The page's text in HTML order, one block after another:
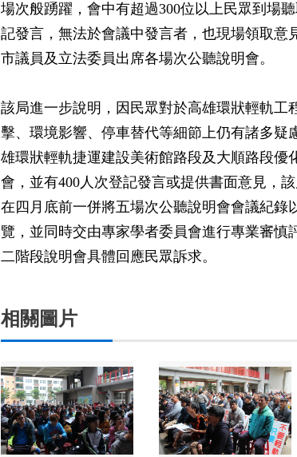
場次般踴躍，會中有超過300位以上民眾到場
記發言，無法於會議中發言者，也現場領取
市議員及立法委員出席各場次公聽說明會。
該局進一步說明，因民眾對於高雄環狀輕軌
擊、環境影響、停車替代等細節上仍有諸多疑
雄環狀輕軌捷運建設美術館路段及大順路段優
會，並有400人次登記發言或提供書面意見，
在四月底前一併將五場次公聽說明會會議紀錄
覽，並同時交由專家學者委員會進行專業審
二階段說明會具體回應民眾訴求。
相關圖片